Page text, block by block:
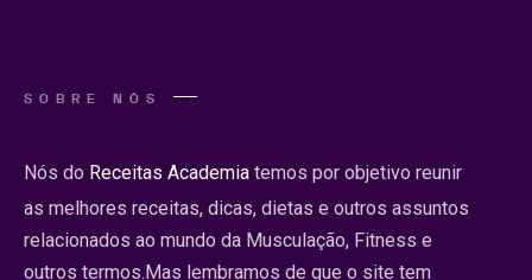
SOBRE NÓS
Nós do Receitas Academia temos por objetivo reunir
as melhores receitas, dicas, dietas e outros assuntos
relacionados ao mundo da Musculação, Fitness e
outros termos.Mas lembramos de que o site tem